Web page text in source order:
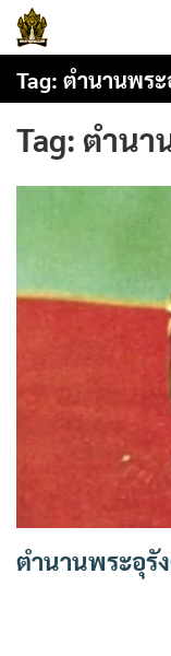
Skip
พระธาตุพนม
Tag: ตำนานพระ
Tag: ตำนา
ตำนานพระอุรั